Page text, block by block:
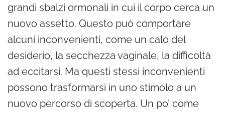
grandi sbalzi ormonali in cui il corpo cerca un
nuovo assetto. Questo può comportare
alcuni inconvenienti, come un calo del
desiderio, la secchezza vaginale, la difficoltà
ad eccitarsi. Ma questi stessi inconvenienti
possono trasformarsi in uno stimolo a un
nuovo percorso di scoperta. Un po’ come